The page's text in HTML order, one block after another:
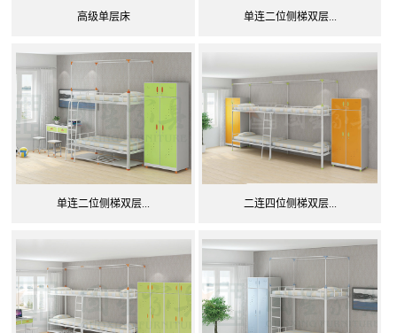
高级单层床 单连二位侧梯双层...
单连二位侧梯双层... 二连四位侧梯双层...